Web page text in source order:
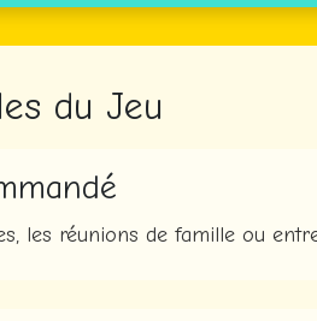
du Jeu
les réunions de famille ou